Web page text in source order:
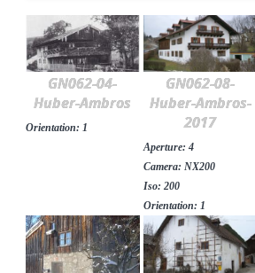
Suchen nach:
GN062-04-
Huber-Ambros
Orientation: 1
GN062-08-
Huber-Ambros-
2017
Aperture: 4
Camera: NX200
Iso: 200
Orientation: 1